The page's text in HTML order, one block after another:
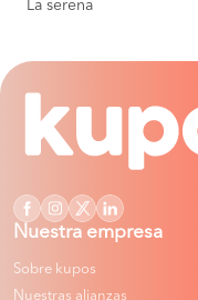
La serena
Nuestra empresa
Sobre kupos
Nuestras alianzas